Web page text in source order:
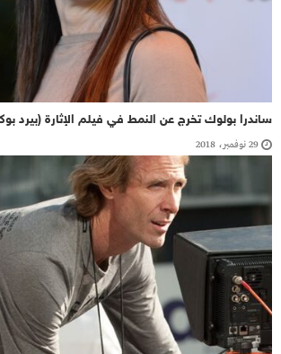
ساندرا بولوك تخرج عن النمط في فيلم الإثارة (بيرد
29 نوفمبر، 2018